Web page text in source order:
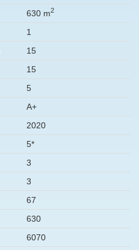
630 m2
1
15
15
5
Α+
2020
5*
3
3
67
630
6070